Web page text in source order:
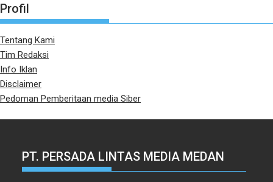
Profil
Tentang Kami
Tim Redaksi
Info Iklan
Disclaimer
Pedoman Pemberitaan media Siber
PT. PERSADA LINTAS MEDIA MEDAN